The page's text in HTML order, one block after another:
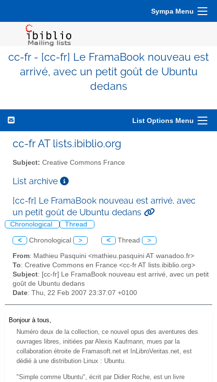
Sympa Menu
cc-fr - [cc-fr] Le FramaBook nouveau est
arrivé, avec un petit goût de Ubuntu
dedans
List Options Menu
cc-fr AT lists.ibiblio.org
Subject: Creative Commons France
List archive
[cc-fr] Le FramaBook nouveau est arrivé, avec
un petit goût de Ubuntu dedans
Chronological Thread
< Chronological > < Thread >
From: Mathieu Pasquini <mathieu.pasquini AT wanadoo.fr>
To: Creative Commons en France <cc-fr AT lists.ibiblio.org>
Subject: [cc-fr] Le FramaBook nouveau est arrivé, avec un petit
goût de Ubuntu dedans
Date: Thu, 22 Feb 2007 23:37:07 +0100
Bonjour à tous,
Numéro deux de la collection, ce nouvel opus des aventures des
ouvrages libres, initiées par Alexis Kaufmann, mues par la
collaboration étroite de Framasoft.net et InLibroVeritas.net, est
dédié à une distribution Linux : Ubuntu.
"Simple comme Ubuntu", écrit par Didier Roche, est un livre